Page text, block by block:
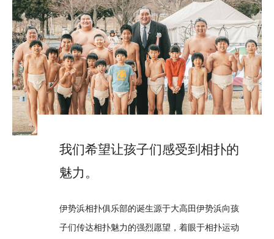
我们希望让孩子们感受到相扑的
魅力。
伊势浜相扑俱乐部的诞生源于大高田伊势浜向孩
子们传达相扑魅力的强烈愿望，着眼于相扑运动